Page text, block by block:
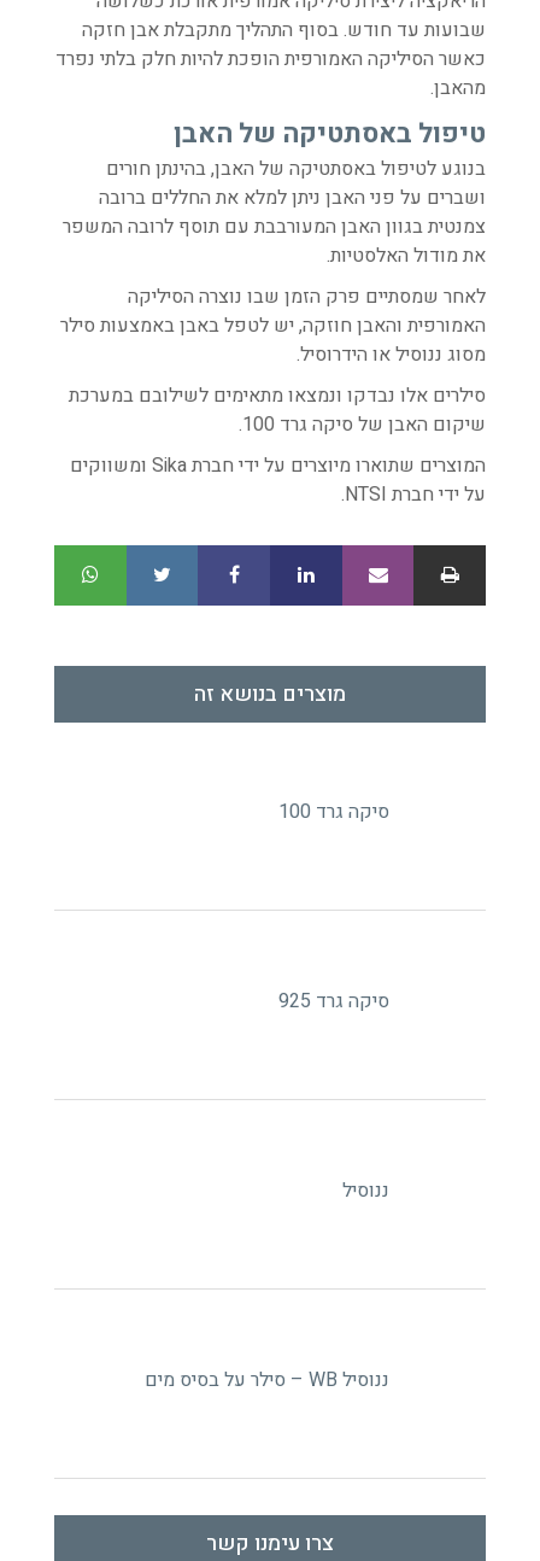
שבועות עד חודש. בסוף התהליך מתקבלת אבן חזקה
כאשר הסיליקה האמורפית הופכת להיות חלק בלתי נפרד
מהאבן.
טיפול באסתטיקה של האבן
בנוגע לטיפול באסתטיקה של האבן, בהינתן חורים
ושברים על פני האבן ניתן למלא את החללים ברובה
צמנטית בגוון האבן המעורבבת עם תוסף לרובה המשפר
את מודול האלסטיות.
לאחר שמסתיים פרק הזמן שבו נוצרה הסיליקה
האמורפית והאבן חוזקה, יש לטפל באבן באמצעות סילר
מסוג ננוסיל או הידרוסיל.
סילרים אלו נבדקו ונמצאו מתאימים לשילובם במערכת
שיקום האבן של סיקה גרד 100.
המוצרים שתוארו מיוצרים על ידי חברת Sika ומשווקים
על ידי חברת NTSI.
מוצרים בנושא זה
סיקה גרד 100
סיקה גרד 925
ננוסיל
ננוסיל WB – סילר על בסיס מים
צרו עימנו קשר